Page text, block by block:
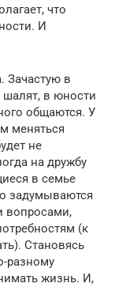
что
И
Зачастую в
шалят, в юности
общаются. У
меняться
не
на дружбу
в семье
задумываются
вопросами,
(к
Становясь
разному
жизнь. И,